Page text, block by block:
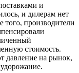
и
и дилерам нет
того, производители
стоимость.
давление на рынок,